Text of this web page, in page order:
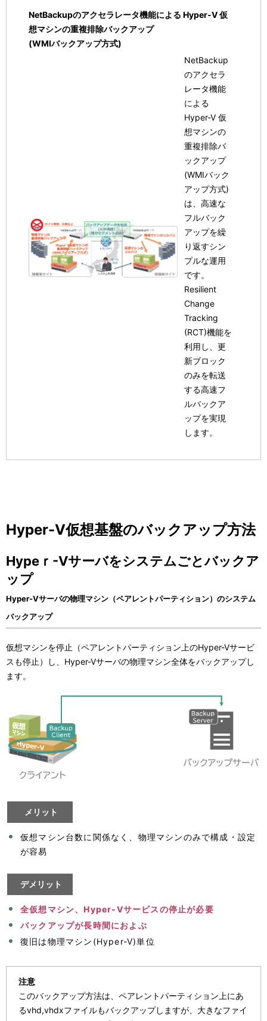
NetBackupのアクセラレータ機能による Hyper-V 仮
想マシンの重複排除バックアップ
(WMIバックアップ方式)
NetBackup
のアクセラ
レータ機能
による
Hyper-V 仮
想マシンの
重複排除バ
ックアップ
(WMIバック
アップ方式)
は、高速な
フルバック
アップを繰
り返すシン
プルな運用
です。
Resilient
Change
Tracking
(RCT)機能を
利用し、更
新ブロック
のみを転送
する高速フ
ルバックア
ップを実現
します。
Hyper-V仮想基盤のバックアップ方法
Hypeｒ-Vサーバをシステムごとバックア
ップ
Hyper-Vサーバの物理マシン（ペアレントパーティション）のシステム
バックアップ
仮想マシンを停止（ペアレントパーティション上のHyper-Vサービ
スも停止）し、Hyper-Vサーバの物理マシン全体をバックアップし
ます。
メリット
仮想マシン台数に関係なく、物理マシンのみで構成・設定
が容易
デメリット
全仮想マシン、Hyper-Vサービスの停止が必要
バックアップが長時間におよぶ
復旧は物理マシン(Hyper-V)単位
注意
このバックアップ方法は、ペアレントパーティション上にあ
るvhd,vhdxファイルもバックアップしますが、大きなファイ